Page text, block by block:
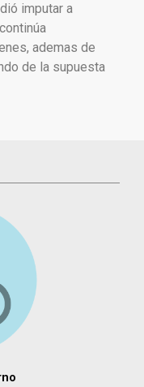
imputar a
ademas de
de la supuesta